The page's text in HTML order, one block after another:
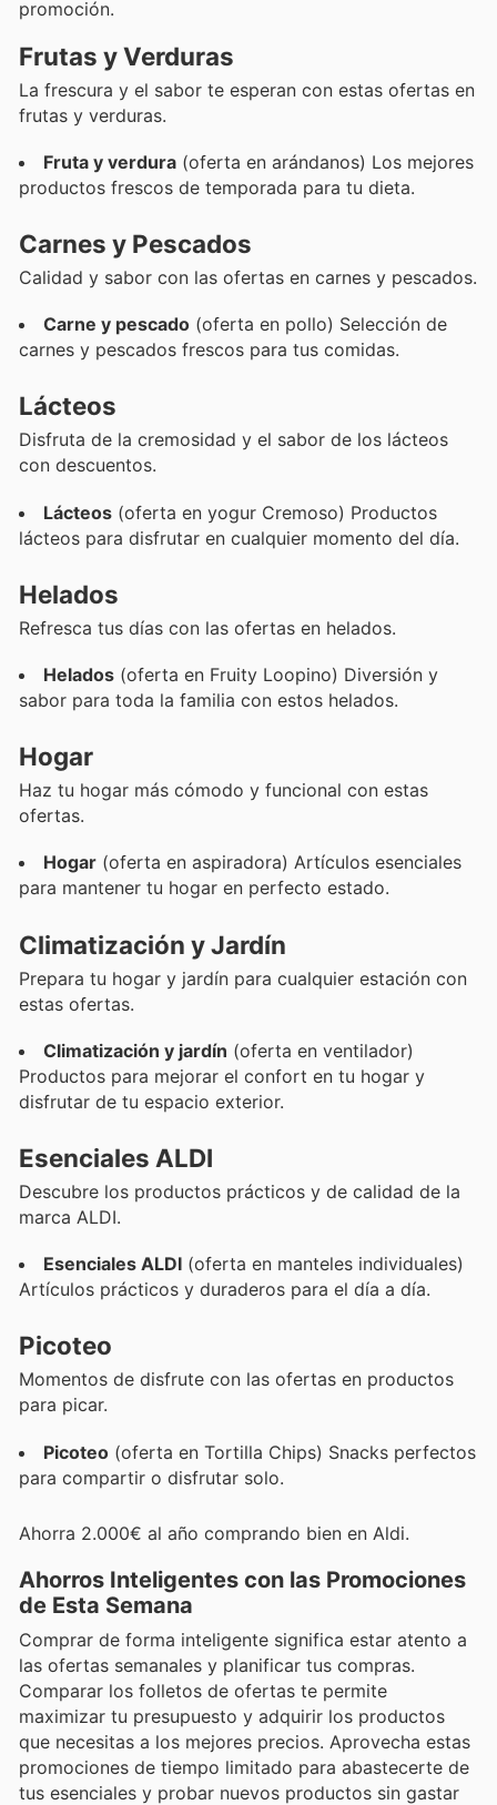
promoción.
Frutas y Verduras
La frescura y el sabor te esperan con estas ofertas en
frutas y verduras.
Fruta y verdura (oferta en arándanos) Los mejores
productos frescos de temporada para tu dieta.
Carnes y Pescados
Calidad y sabor con las ofertas en carnes y pescados.
Carne y pescado (oferta en pollo) Selección de
carnes y pescados frescos para tus comidas.
Lácteos
Disfruta de la cremosidad y el sabor de los lácteos
con descuentos.
Lácteos (oferta en yogur Cremoso) Productos
lácteos para disfrutar en cualquier momento del día.
Helados
Refresca tus días con las ofertas en helados.
Helados (oferta en Fruity Loopino) Diversión y
sabor para toda la familia con estos helados.
Hogar
Haz tu hogar más cómodo y funcional con estas
ofertas.
Hogar (oferta en aspiradora) Artículos esenciales
para mantener tu hogar en perfecto estado.
Climatización y Jardín
Prepara tu hogar y jardín para cualquier estación con
estas ofertas.
Climatización y jardín (oferta en ventilador)
Productos para mejorar el confort en tu hogar y
disfrutar de tu espacio exterior.
Esenciales ALDI
Descubre los productos prácticos y de calidad de la
marca ALDI.
Esenciales ALDI (oferta en manteles individuales)
Artículos prácticos y duraderos para el día a día.
Picoteo
Momentos de disfrute con las ofertas en productos
para picar.
Picoteo (oferta en Tortilla Chips) Snacks perfectos
para compartir o disfrutar solo.
Ahorra 2.000€ al año comprando bien en Aldi.
Ahorros Inteligentes con las Promociones
de Esta Semana
Comprar de forma inteligente significa estar atento a
las ofertas semanales y planificar tus compras.
Comparar los folletos de ofertas te permite
maximizar tu presupuesto y adquirir los productos
que necesitas a los mejores precios. Aprovecha estas
promociones de tiempo limitado para abastecerte de
tus esenciales y probar nuevos productos sin gastar